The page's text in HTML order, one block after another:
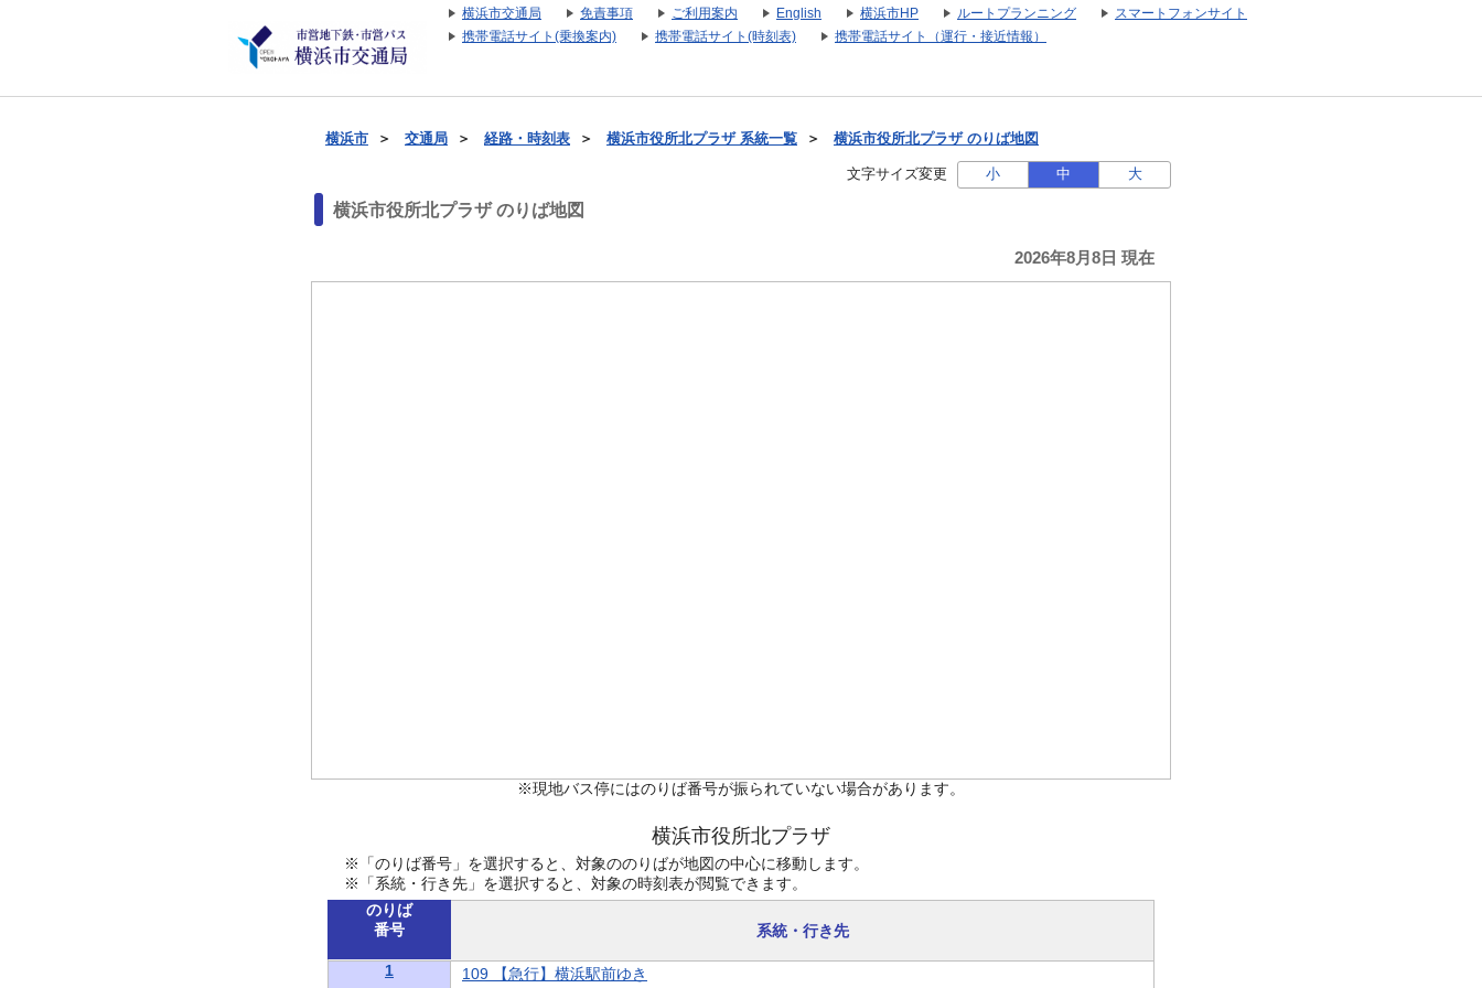
横浜市交通局 免責事項 ご利用案内 English 横浜市HP ルートプランニング
スマートフォンサイト
携帯電話サイト(乗換案内)
携帯電話サイト(時刻表) 携帯電話サイト（運行・接近情報）
横浜市 ＞ 交通局 ＞ 経路・時刻表 ＞ 横浜市役所北プラザ 系統一覧 ＞ 横浜市役所北プラザ のりば地図
文字サイズ変更 小 中 大
横浜市役所北プラザ のりば地図
2026年8月8日 現在
※現地バス停にはのりば番号が振られていない場合があります。
横浜市役所北プラザ
※「のりば番号」を選択すると、対象ののりばが地図の中心に移動します。
※「系統・行き先」を選択すると、対象の時刻表が閲覧できます。
のりば
番号
系統・行き先
1 109 【急行】横浜駅前ゆき